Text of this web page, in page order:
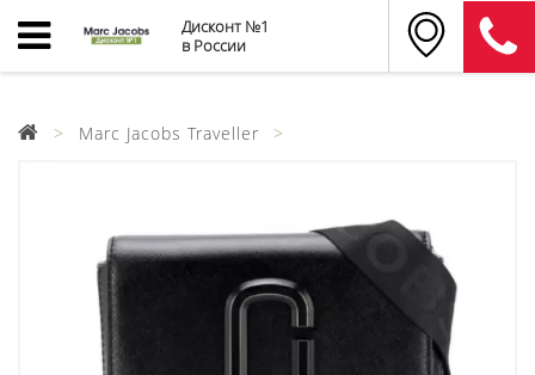
Дисконт №1
в России
Marc Jacobs Traveller